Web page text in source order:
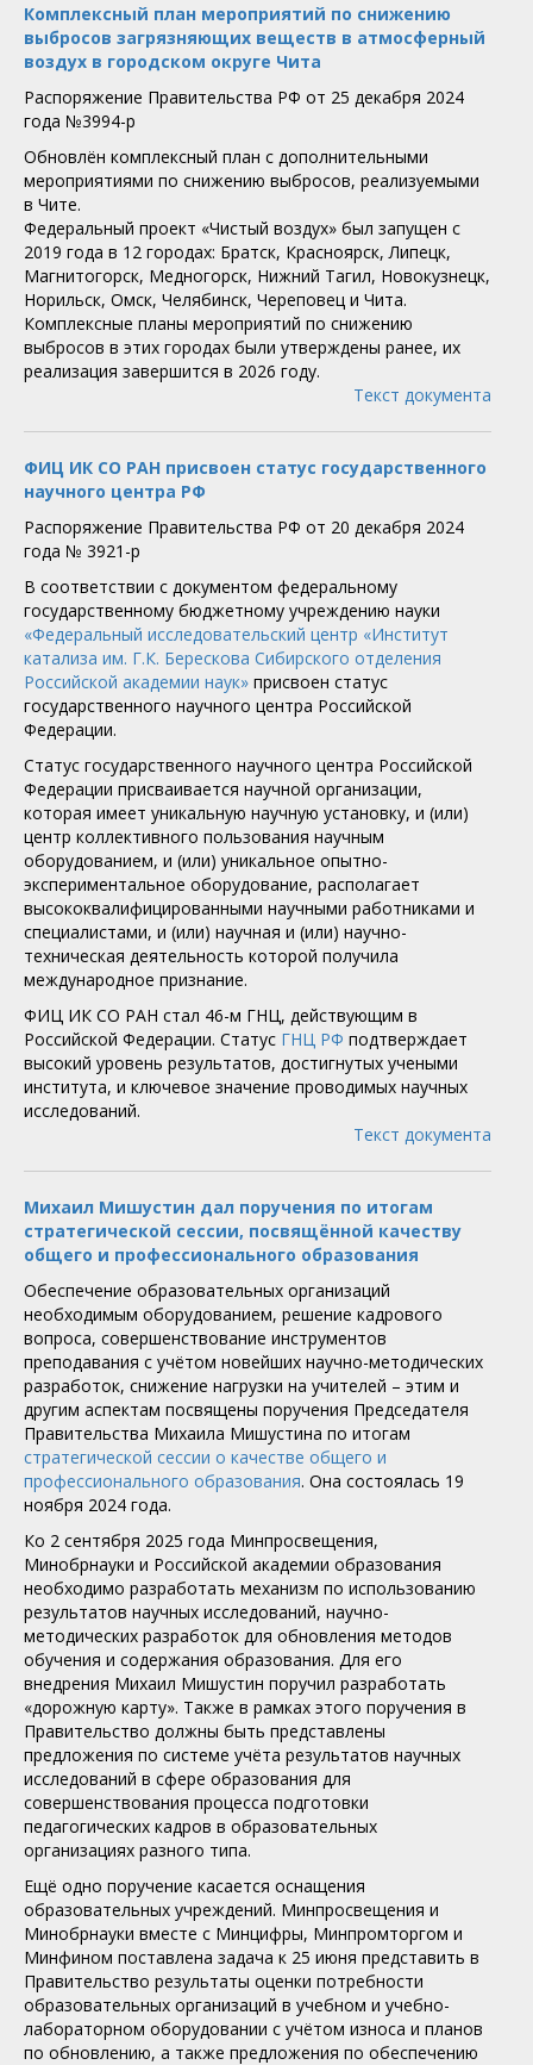
Комплексный план мероприятий по снижению
выбросов загрязняющих веществ в атмосферный
воздух в городском округе Чита
Распоряжение Правительства РФ от 25 декабря 2024
года №3994-р
Обновлён комплексный план с дополнительными
мероприятиями по снижению выбросов, реализуемыми
в Чите.
Федеральный проект «Чистый воздух» был запущен с
2019 года в 12 городах: Братск, Красноярск, Липецк,
Магнитогорск, Медногорск, Нижний Тагил, Новокузнецк,
Норильск, Омск, Челябинск, Череповец и Чита.
Комплексные планы мероприятий по снижению
выбросов в этих городах были утверждены ранее, их
реализация завершится в 2026 году.
Текст документа
ФИЦ ИК СО РАН присвоен статус государственного
научного центра РФ
Распоряжение Правительства РФ от 20 декабря 2024
года № 3921-р
В соответствии с документом федеральному
государственному бюджетному учреждению науки
«Федеральный исследовательский центр «Институт
катализа им. Г.К. Берескова Сибирского отделения
Российской академии наук» присвоен статус
государственного научного центра Российской
Федерации.
Статус государственного научного центра Российской
Федерации присваивается научной организации,
которая имеет уникальную научную установку, и (или)
центр коллективного пользования научным
оборудованием, и (или) уникальное опытно-
экспериментальное оборудование, располагает
высококвалифицированными научными работниками и
специалистами, и (или) научная и (или) научно-
техническая деятельность которой получила
международное признание.
ФИЦ ИК СО РАН стал 46-м ГНЦ, действующим в
Российской Федерации. Статус ГНЦ РФ подтверждает
высокий уровень результатов, достигнутых учеными
института, и ключевое значение проводимых научных
исследований.
Текст документа
Михаил Мишустин дал поручения по итогам
стратегической сессии, посвящённой качеству
общего и профессионального образования
Обеспечение образовательных организаций
необходимым оборудованием, решение кадрового
вопроса, совершенствование инструментов
преподавания с учётом новейших научно-методических
разработок, снижение нагрузки на учителей – этим и
другим аспектам посвящены поручения Председателя
Правительства Михаила Мишустина по итогам
стратегической сессии о качестве общего и
профессионального образования. Она состоялась 19
ноября 2024 года.
Ко 2 сентября 2025 года Минпросвещения,
Минобрнауки и Российской академии образования
необходимо разработать механизм по использованию
результатов научных исследований, научно-
методических разработок для обновления методов
обучения и содержания образования. Для его
внедрения Михаил Мишустин поручил разработать
«дорожную карту». Также в рамках этого поручения в
Правительство должны быть представлены
предложения по системе учёта результатов научных
исследований в сфере образования для
совершенствования процесса подготовки
педагогических кадров в образовательных
организациях разного типа.
Ещё одно поручение касается оснащения
образовательных учреждений. Минпросвещения и
Минобрнауки вместе с Минцифры, Минпромторгом и
Минфином поставлена задача к 25 июня представить в
Правительство результаты оценки потребности
образовательных организаций в учебном и учебно-
лабораторном оборудовании с учётом износа и планов
по обновлению, а также предложения по обеспечению